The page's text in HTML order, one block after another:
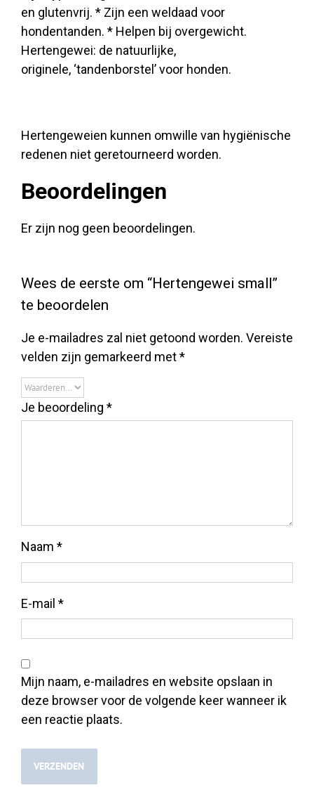
en glutenvrij. * Zijn een weldaad voor
hondentanden. * Helpen bij overgewicht.
Hertengewei: de natuurlijke,
originele, ‘tandenborstel’ voor honden.
Hertengeweien kunnen omwille van hygiënische
redenen niet geretourneerd worden.
Beoordelingen
Er zijn nog geen beoordelingen.
Wees de eerste om “Hertengewei small”
te beoordelen
Je e-mailadres zal niet getoond worden. Vereiste
velden zijn gemarkeerd met*
Je beoordeling *
Naam *
E-mail *
Mijn naam, e-mailadres en website opslaan in
deze browser voor de volgende keer wanneer ik
een reactie plaats.